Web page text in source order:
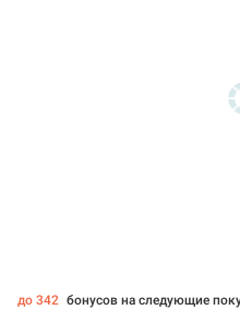
до 342 бонусов на следующие